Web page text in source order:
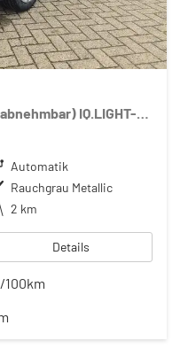
1.0 TSI 116PS DSG Life AHK (abnehmbar) IQ.LIGHT-LED-Matrix Sitzheizung Rückf.Kamera Klimaautomatik Abstandstempomat Apple CarPlay Android Auto
Automatik
Rauchgrau Metallic
2 km
Details
100km